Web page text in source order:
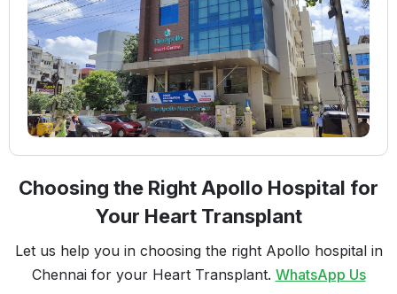
Choosing the Right Apollo Hospital for
Your Heart Transplant
Let us help you in choosing the right Apollo hospital in
Chennai for your Heart Transplant. WhatsApp Us